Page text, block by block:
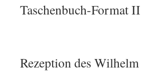
Taschenbuch-Format
Rezeption des